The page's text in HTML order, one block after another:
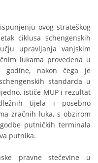
ovog strateškog
ciklusa schengenskih
upravljanja vanjskim
lukama provedena u
nakon čega je
standarda u
ističe MUP i rezultat
tijela i posebno
zračnih luka, s obzirom
putničkih terminala
putnika.
pravne stečevine u